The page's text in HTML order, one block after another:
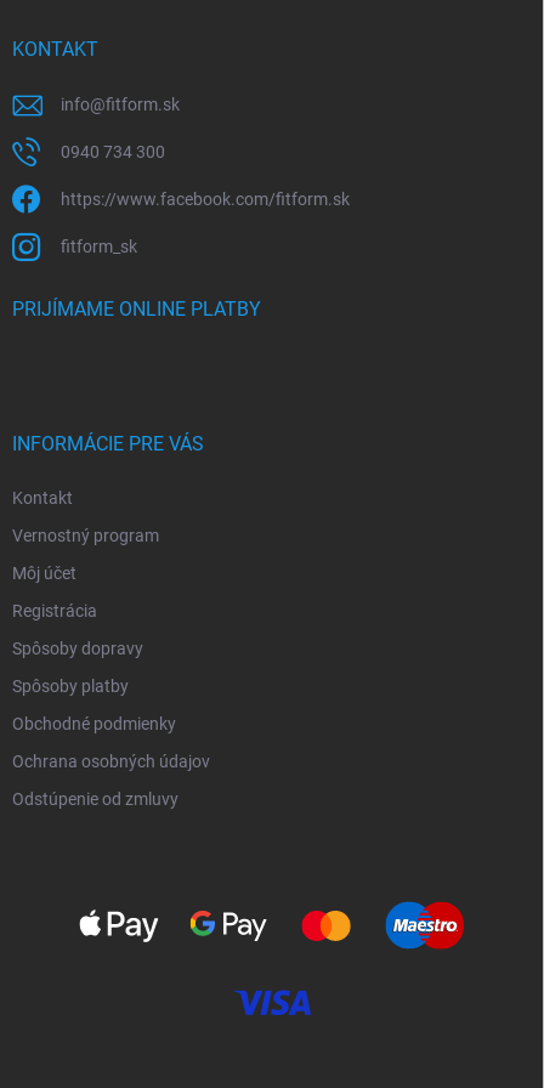
KONTAKT
info@fitform.sk
0940 734 300
https://www.facebook.com/fitform.sk
fitform_sk
PRIJÍMAME ONLINE PLATBY
INFORMÁCIE PRE VÁS
Kontakt
Vernostný program
Môj účet
Registrácia
Spôsoby dopravy
Spôsoby platby
Obchodné podmienky
Ochrana osobných údajov
Odstúpenie od zmluvy